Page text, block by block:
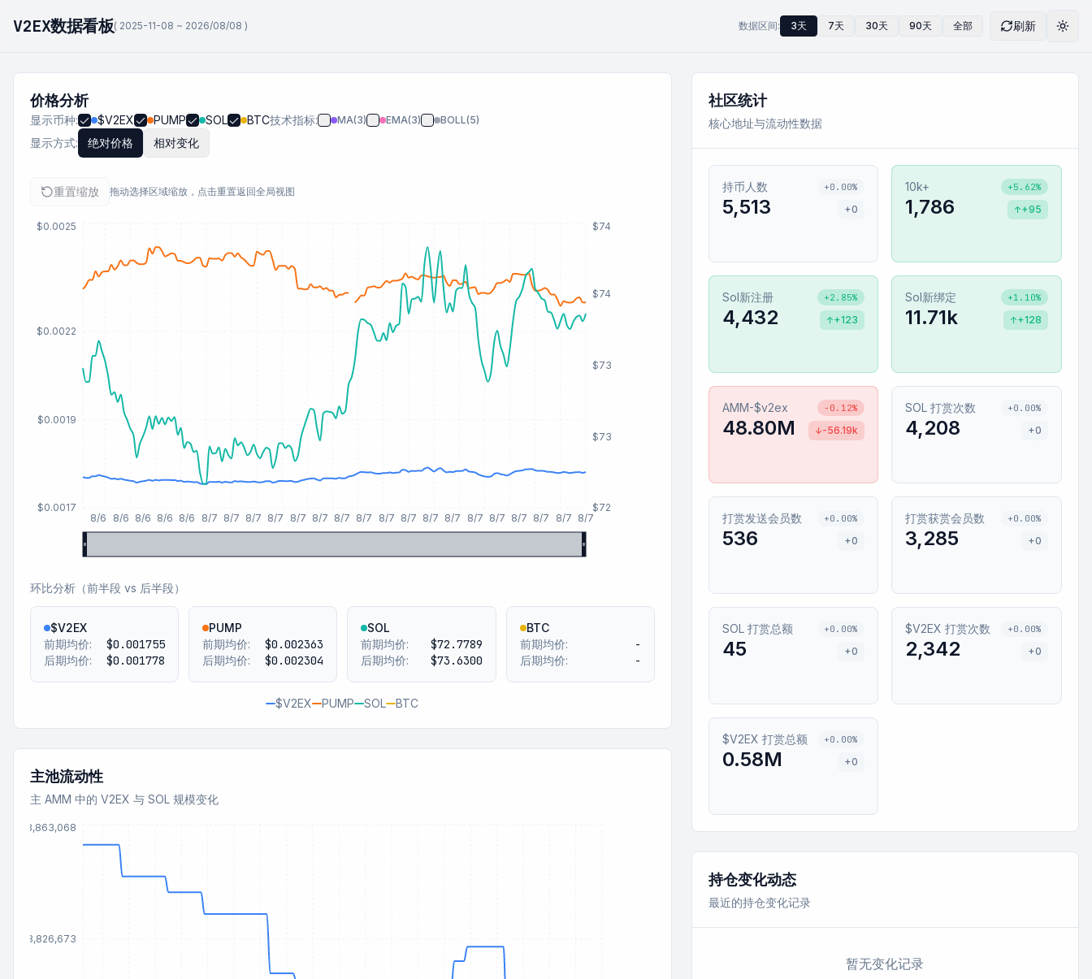
V2EX数据看板( 2025-11-08 ~ 2026/08/08 ) 数据区间: 3天 7天 30天 90天 全部 刷新 切换
价格分析
显示币种: $V2EX PUMP SOL BTC技术指标: MA(3) EMA(3) BOLL(5)
显示方式: 绝对价格 相对变化
重置缩放 拖动选择区域缩放，点击重置返回全局视图
8/6 8/6 8/6 8/6 8/6 8/7 8/7 8/7 8/7 8/7 8/7 8/7 8/7 8/7 8/7 8/7 8/7 8/7 8/7 8/7 8/7 8/7 8/7
$0.0017
$0.0019
$0.0022
$0.0025
$72
$73
$73
$74
$74
环比分析（前半段 vs 后半段）
$V2EX
前期均价:
$0.001755
后期均价: $0.001778
PUMP
前期均价:
$0.002363
后期均价: $0.002304
SOL
前期均价:
$72.7789
后期均价: $73.6300
BTC
前期均价:
-
后期均价: -
$V2EX PUMP SOL BTC
主池流动性
主 AMM 中的 V2EX 与 SOL 规模变化
48,826,673
48,863,068
社区统计
核心地址与流动性数据
持币人数 +0.00%
5,513 +0
10k+ +5.62%
1,786 ↑+95
Sol新注册 +2.85%
4,432 ↑+123
Sol新绑定 +1.10%
11.71k ↑+128
AMM-$v2ex -0.12%
48.80M ↓-56.19k
SOL 打赏次数 +0.00%
4,208 +0
打赏发送会员数 +0.00%
536 +0
打赏获赏会员数 +0.00%
3,285 +0
SOL 打赏总额 +0.00%
45 +0
$V2EX 打赏次数 +0.00%
2,342 +0
$V2EX 打赏总额 +0.00%
0.58M +0
持仓变化动态
最近的持仓变化记录
暂无变化记录